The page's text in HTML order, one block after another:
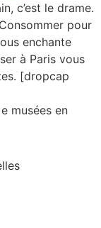
c’est le drame.
pour
enchante
à Paris vous
[dropcap
musées en